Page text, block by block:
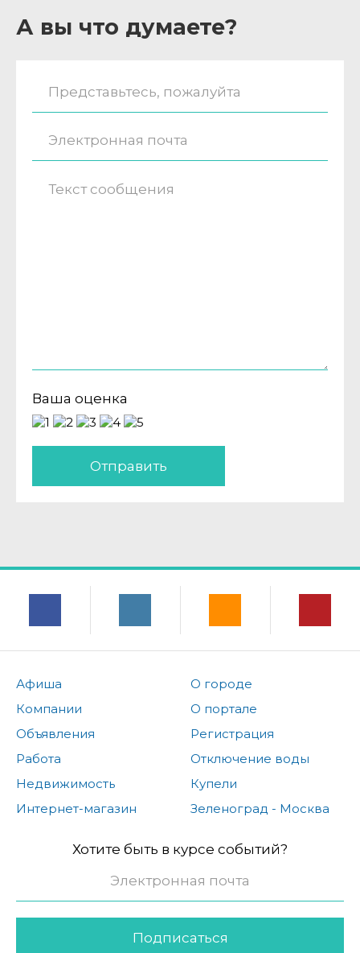
А вы что думаете?
Ваша оценка
Отправить
Афиша
Компании
Объявления
Работа
Недвижимость
Интернет-магазин
О городе
О портале
Регистрация
Отключение воды
Купели
Зеленоград - Москва
Хотите быть в курсе событий?
Подписаться